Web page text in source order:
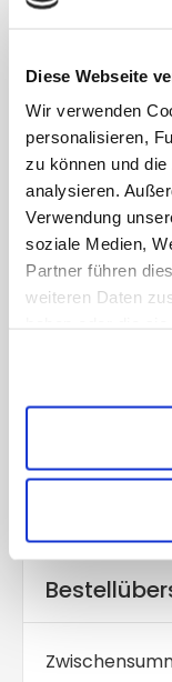
Diese Webseite
Wir verwenden
personalisieren,
zu können und
analysieren.
Verwendung
soziale Medien,
Partner führen
weiteren Daten
/